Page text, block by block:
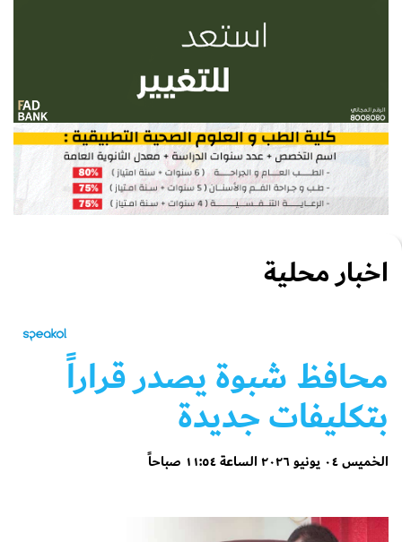
اخبار محلية
محافظ شبوة يصدر قراراً
بتكليفات جديدة
الخميس ٠٤ يونيو ٢٠٢٦ الساعة ١١:٥٤ صباحاً